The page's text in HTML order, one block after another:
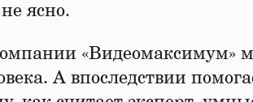
ясно.
«Видеомаксимум»
А впоследствии